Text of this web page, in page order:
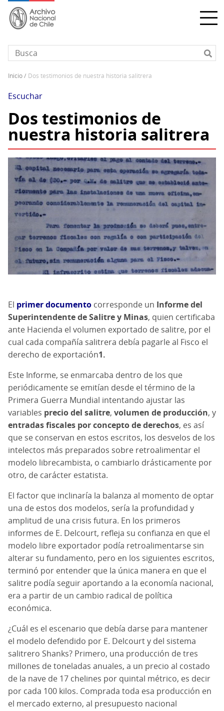
Pasar
contenido
principal
enlaces
de
ayuda
a
la
navegación
inicio dos testimonios de nuestra historia salitrera
Escuchar
Dos testimonios de
nuestra historia salitrera
El primer documento corresponde un Informe del
Superintendente de Salitre y Minas, quien certificaba
ante Hacienda el volumen exportado de salitre, por el
cual cada compañía salitrera debía pagarle al Fisco el
derecho de exportación1.
Este Informe, se enmarcaba dentro de los que
periódicamente se emitían desde el término de la
Primera Guerra Mundial intentando ajustar las
variables precio del salitre, volumen de producción, y
entradas fiscales por concepto de derechos, es así
que se conservan en estos escritos, los desvelos de los
intelectos más preparados sobre retroalimentar el
modelo librecambista, o cambiarlo drásticamente por
otro, de carácter estatista.
El factor que inclinaría la balanza al momento de optar
una de estos dos modelos, sería la profundidad y
amplitud de una crisis futura. En los primeros
informes de E. Delcourt, refleja su confianza en que el
modelo libre exportador podía retroalimentarse sin
alterar su fundamento, pero en los siguientes escritos,
terminó por entender que la única manera en que el
salitre podía seguir aportando a la economía nacional,
era a partir de un cambio radical de política
económica.
¿Cuál es el escenario que debía darse para mantener
el modelo defendido por E. Delcourt y del sistema
salitrero Shanks? Primero, una producción de tres
millones de toneladas anuales, a un precio al costado
de la nave de 17 chelines por quintal métrico, es decir
por cada 100 kilos. Comprada toda esa producción en
el mercado externo, al presupuesto nacional